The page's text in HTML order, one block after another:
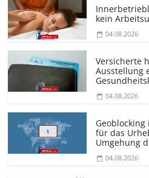
kein
04.08.2026
Versicherte
Ausstellung
04.08.2026
für das
Umgehung
04.08.2026